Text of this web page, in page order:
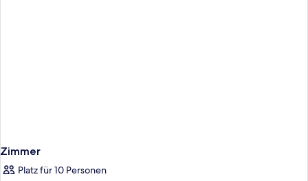
Zimmer
Platz für 10 Personen